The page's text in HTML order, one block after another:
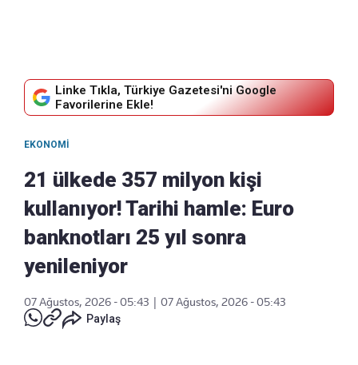
Linke Tıkla, Türkiye Gazetesi'ni Google
Favorilerine Ekle!
EKONOMI
21 ülkede 357 milyon kişi
kullanıyor! Tarihi hamle: Euro
banknotları 25 yıl sonra
yenileniyor
07 Ağustos, 2026 - 05:43
07 Ağustos, 2026 - 05:43
Paylaş